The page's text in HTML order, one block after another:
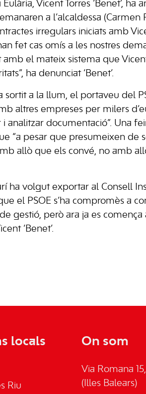
Vicent Torres ‘Benet’, ha
a l’alcaldessa (Carmen
irregulars iniciats amb
fet cas omís a les nostres
amb el mateix sistema que
ha denunciat ‘Benet’.
sortit a la llum, el portaveu del
altres empreses per milers
analitzar documentació”. Una
“a pesar que presumeixen de
allò que els convé, no amb
ha volgut exportar al Consell
el PSOE s’ha compromès a
gestió, però ara ja es comença
‘Benet’.
locals
Riu
On som
Via Romana
(Illes Balears)